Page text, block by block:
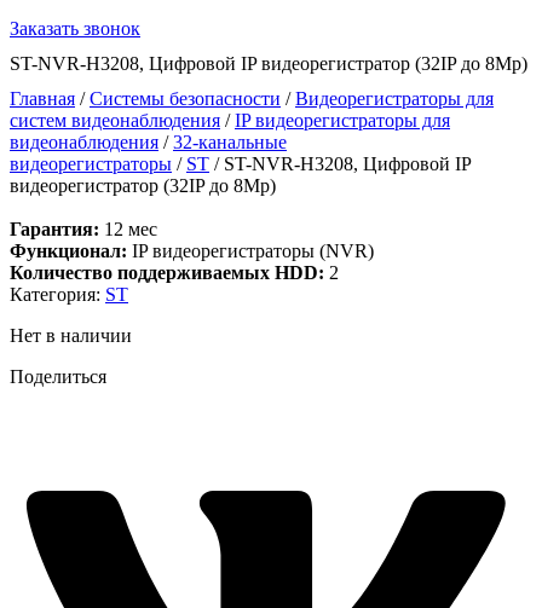
Заказать звонок
ST-NVR-H3208, Цифровой IP видеорегистратор (32IP до 8Mp)
Главная /Системы безопасности /Видеорегистраторы для
систем видеонаблюдения /IP видеорегистраторы для
видеонаблюдения /32-канальные
видеорегистраторы / ST / ST-NVR-H3208, Цифровой IP
видеорегистратор (32IP до 8Mp)
Гарантия: 12 мес
Функционал: IP видеорегистраторы (NVR)
Количество поддерживаемых HDD: 2
Категория: ST
Нет в наличии
Поделиться